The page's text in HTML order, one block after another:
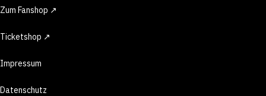
Zum Fanshop ↗
Ticketshop ↗
Impressum
Datenschutz